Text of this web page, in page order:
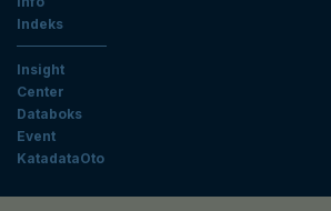
Indeks
Insight
Center
Databoks
Event
KatadataOto